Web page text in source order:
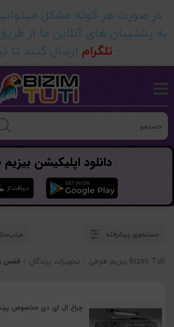
در صورت هر گونه مشکل
به پشتیبان های آنلاین ما از
- تلگرام ارسال کنید تا
دانلود اپلیکیشن
جستجوی پیشرفته
Bizim Tuti بیزیم طوطی تجهیزات پرندگان قفس
چراغ ال ای دی مخصوص